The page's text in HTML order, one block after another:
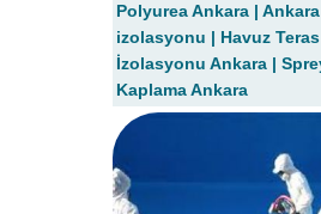
Polyurea Ankara |
izolasyonu | Havuz
İzolasyonu Ankara |
Kaplama Ankara